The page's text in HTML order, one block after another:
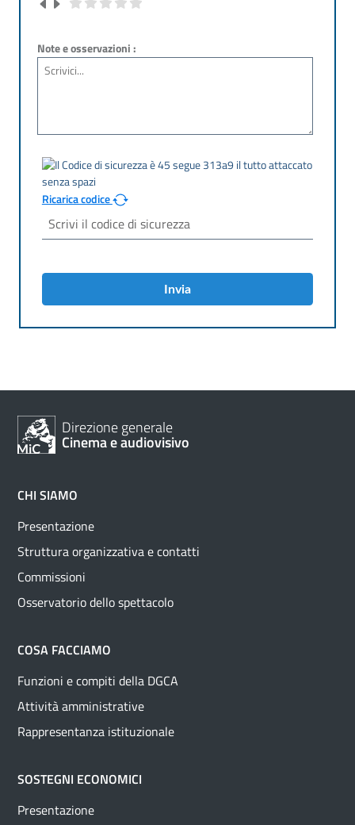
Note e osservazioni :
Ricarica codice
Invia
Direzione generale
Cinema e audiovisivo
CHI SIAMO
Presentazione
Struttura organizzativa e contatti
Commissioni
Osservatorio dello spettacolo
COSA FACCIAMO
Funzioni e compiti della DGCA
Attività amministrative
Rappresentanza istituzionale
SOSTEGNI ECONOMICI
Presentazione